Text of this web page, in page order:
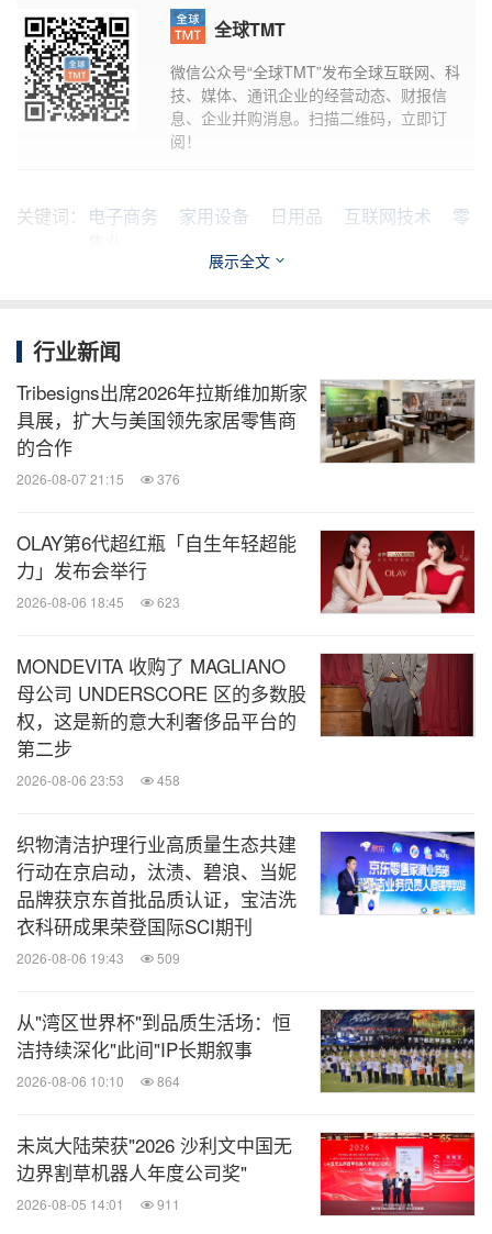
全球TMT
微信公众号“全球TMT”发布全球互联网、科
技、媒体、通讯企业的经营动态、财报信
息、企业并购消息。扫描二维码，立即订
阅！
关键词： 电子商务 家用设备 日用品 互联网技术
零
展示全文
行业新闻
Tribesigns出席2026年拉斯维加斯家
具展，扩大与美国领先家居零售商
的合作
2026-08-07 21:15 376
OLAY第6代超红瓶「自生年轻超能
力」发布会举行
2026-08-06 18:45 623
MONDEVITA 收购了 MAGLIANO
母公司 UNDERSCORE 区的多数股
权，这是新的意大利奢侈品平台的
第二步
2026-08-06 23:53 458
织物清洁护理行业高质量生态共建
行动在京启动，汰渍、碧浪、当妮
品牌获京东首批品质认证，宝洁洗
衣科研成果荣登国际SCI期刊
2026-08-06 19:43 509
从"湾区世界杯"到品质生活场：恒
洁持续深化"此间"IP长期叙事
2026-08-06 10:10 864
未岚大陆荣获"2026 沙利文中国无
边界割草机器人年度公司奖"
2026-08-05 14:01 911